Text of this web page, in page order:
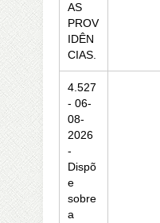
AS
PROV
IDÊN
CIAS.
4.527
- 06-
08-
2026
-
Dispõ
e
sobre
a